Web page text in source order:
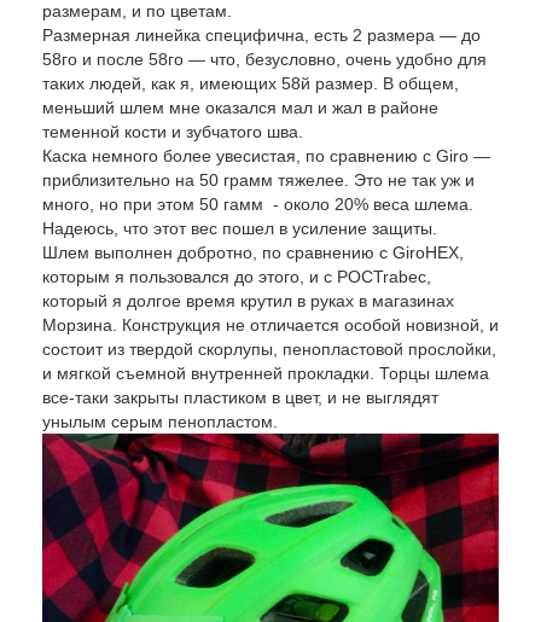
размерам, и по цветам.
Размерная линейка специфична, есть 2 размера — до
58го и после 58го — что, безусловно, очень удобно для
таких людей, как я, имеющих 58й размер. В общем,
меньший шлем мне оказался мал и жал в районе
теменной кости и зубчатого шва.
Каска немного более увесистая, по сравнению с Giro —
приблизительно на 50 грамм тяжелее. Это не так уж и
много, но при этом 50 гамм - около 20% веса шлема.
Надеюсь, что этот вес пошел в усиление защиты.
Шлем выполнен добротно, по сравнению с GiroHEX,
которым я пользовался до этого, и с POCTrabec,
который я долгое время крутил в руках в магазинах
Морзина. Конструкция не отличается особой новизной, и
состоит из твердой скорлупы, пенопластовой прослойки,
и мягкой съемной внутренней прокладки. Торцы шлема
все-таки закрыты пластиком в цвет, и не выглядят
унылым серым пенопластом.